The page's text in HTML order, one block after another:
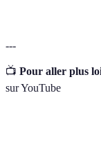
---
📺 Pour aller plus
sur YouTube